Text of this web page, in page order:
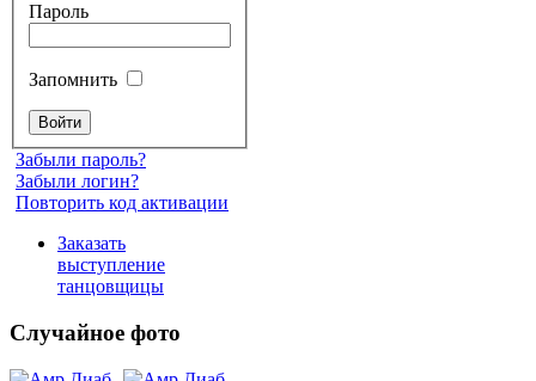
Пароль
Запомнить
Забыли пароль?
Забыли логин?
Повторить код активации
Заказать
выступление
танцовщицы
Случайное фото